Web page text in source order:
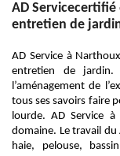
AD
entretien de
AD Service à
entretien de jardin.
l’aménagement de
tous ses savoirs faire
lourde. AD Service
domaine. Le travail du
haie, pelouse,